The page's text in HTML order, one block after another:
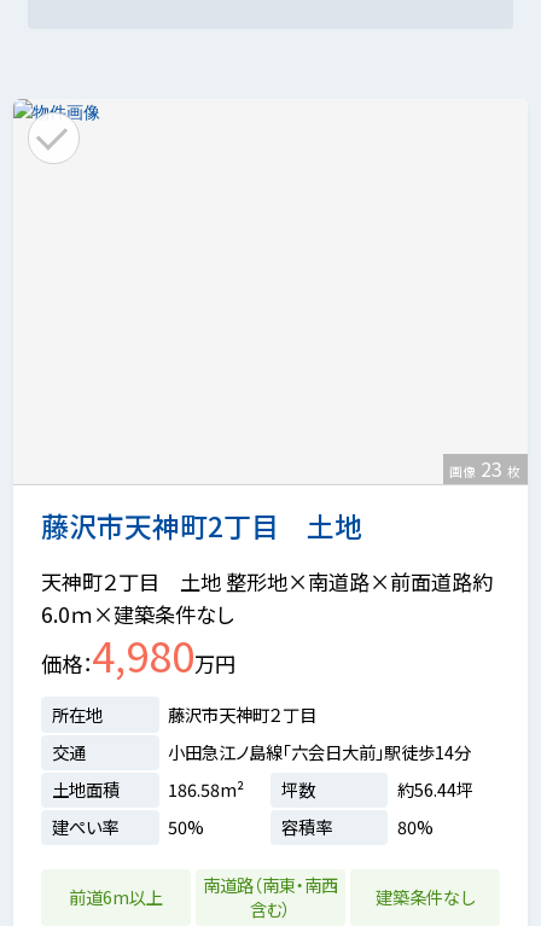
藤沢市天神町2丁目 土地
画像 23 枚
天神町２丁目 土地 整形地×南道路×前面道路約
6.0ｍ×建築条件なし
価格 4,980万円
所在地
藤沢市天神町２丁目
交通
小田急江ノ島線「六会日大前」駅徒歩14分
土地面積
186.58m² 坪数
約56.44坪
建ぺい率
50% 容積率 80%
前道6m以上
南道路（南東・南西
含む）
建築条件なし